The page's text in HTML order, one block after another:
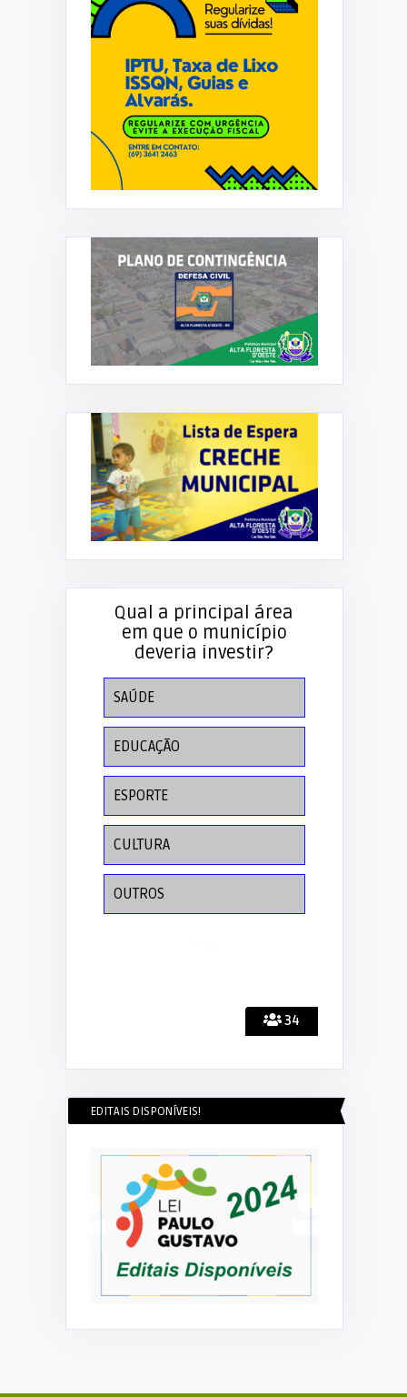
34
Qual a principal área
em que o município
deveria investir?
SAÚDE
EDUCAÇÃO
ESPORTE
CULTURA
OUTROS
EDITAIS DISPONÍVEIS!